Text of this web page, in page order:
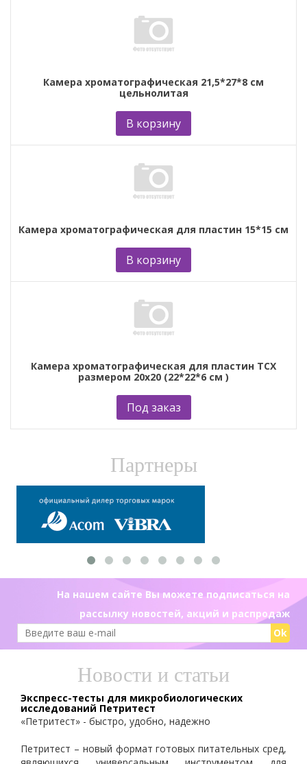
Камера хроматографическая 21,5*27*8 см
цельнолитая
В корзину
Камера хроматографическая для пластин 15*15 см
В корзину
Камера хроматографическая для пластин ТСХ
размером 20х20 (22*22*6 см )
Под заказ
Партнеры
На нашем сайте Вы можете подписаться на
рассылку новостей, акций и распродаж
Ok
Новости и статьи
Экспресс-тесты для микробиологических
исследований Петритест
«Петритест» - быстро, удобно, надежно
Петритест – новый формат готовых питательных сред,